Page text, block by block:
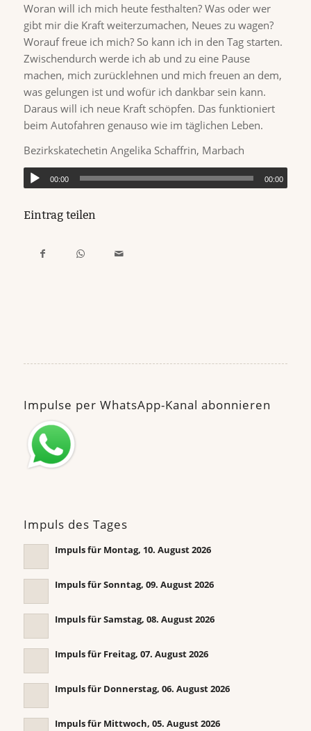
Woran will ich mich heute festhalten? Was oder wer
gibt mir die Kraft weiterzumachen, Neues zu wagen?
Worauf freue ich mich? So kann ich in den Tag starten.
Zwischendurch werde ich ab und zu eine Pause
machen, mich zurücklehnen und mich freuen an dem,
was gelungen ist und wofür ich dankbar sein kann.
Daraus will ich neue Kraft schöpfen. Das funktioniert
beim Autofahren genauso wie im täglichen Leben.
Bezirkskatechetin Angelika Schaffrin, Marbach
00:00 00:00
Eintrag teilen
Impulse per WhatsApp-Kanal abonnieren
Impuls des Tages
Impuls für Montag, 10. August 2026
Impuls für Sonntag, 09. August 2026
Impuls für Samstag, 08. August 2026
Impuls für Freitag, 07. August 2026
Impuls für Donnerstag, 06. August 2026
Impuls für Mittwoch, 05. August 2026